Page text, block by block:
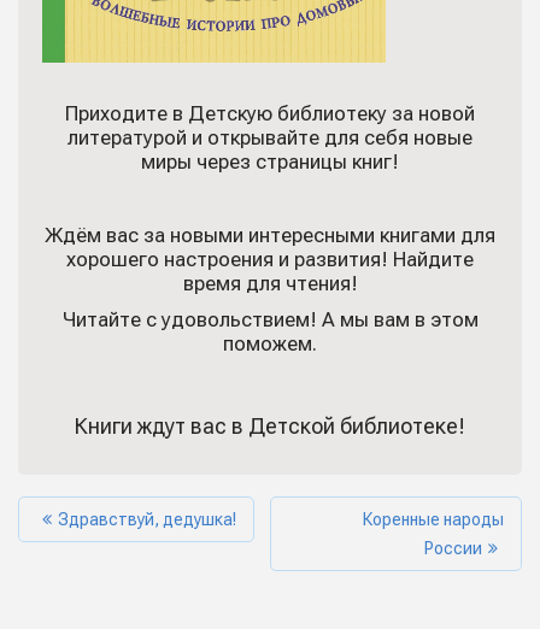
Приходите в Детскую библиотеку за новой
литературой и открывайте для себя новые
миры через страницы книг!
Ждём вас за новыми интересными книгами для
хорошего настроения и развития! Найдите
время для чтения!
Читайте с удовольствием! А мы вам в этом
поможем.
Книги ждут вас в Детской библиотеке!
Здравствуй, дедушка!
Коренные народы
России